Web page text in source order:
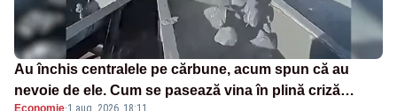
Au închis centralele pe cărbune, acum spun că au
nevoie de ele. Cum se pasează vina în plină criză
Economie·1 aug. 2026, 18:11